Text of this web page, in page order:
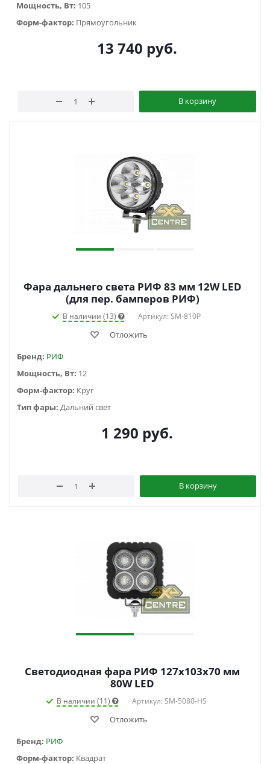
Мощность, Вт: 105
Форм-фактор: Прямоугольник
13 740 руб.
В корзину
Фара дальнего света РИФ 83 мм 12W LED
(для пер. бамперов РИФ)
В наличии (13) Артикул: SM-810P
Отложить
Бренд: РИФ
Мощность, Вт: 12
Форм-фактор: Круг
Тип фары: Дальний свет
1 290 руб.
В корзину
Светодиодная фара РИФ 127х103х70 мм
80W LED
В наличии (11) Артикул: SM-5080-HS
Отложить
Бренд: РИФ
Форм-фактор: Квадрат